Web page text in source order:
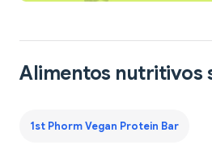
Alimentos nutritivos
1st Phorm Vegan Protein Bar